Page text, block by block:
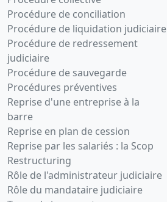
Procédure de conciliation
Procédure de liquidation judiciaire
Procédure de redressement
judiciaire
Procédure de sauvegarde
Procédures préventives
Reprise d'une entreprise à la
barre
Reprise en plan de cession
Reprise par les salariés : la Scop
Restructuring
Rôle de l'administrateur judiciaire
Rôle du mandataire judiciaire